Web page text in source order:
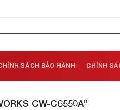
SÁCH BẢO HÀNH CHÍNH
CW-C6550A”